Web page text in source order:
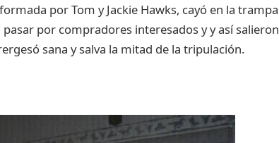
formada porTom y Jackie Hawks, cayó en la trampa
pasar por compradores interesadosy yasísalieron
sana ysalva la mitad de la tripulación.